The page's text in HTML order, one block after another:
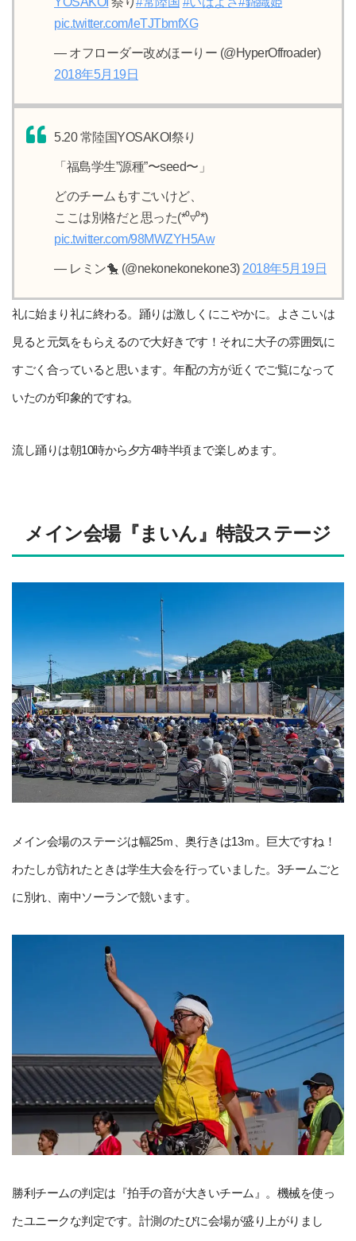
pic.twitter.com/leTJTbmfXG
— オフローダー改めほーりー (@HyperOffroader)
2018年5月19日
5.20 常陸国YOSAKOI祭り
「福島学生”源種”〜seed〜」
どのチームもすごいけど、
ここは別格だと思った(*⁰▿⁰*)
pic.twitter.com/98MWZYH5Aw
— レミン🐤 (@nekonekonekone3) 2018年5月19日
礼に始まり礼に終わる。踊りは激しくにこやかに。よさこいは
見ると元気をもらえるので大好きです！それに大子の雰囲気に
すごく合っていると思います。年配の方が近くでご覧になって
いたのが印象的ですね。
流し踊りは朝10時から夕方4時半頃まで楽しめます。
メイン会場『まいん』特設ステージ
メイン会場のステージは幅25ｍ、奥行きは13ｍ。巨大ですね！
わたしが訪れたときは学生大会を行っていました。3チームごと
に別れ、南中ソーランで競います。
勝利チームの判定は『拍手の音が大きいチーム』。機械を使っ
たユニークな判定です。計測のたびに会場が盛り上がりまし